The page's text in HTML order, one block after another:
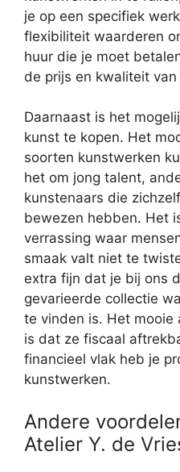
je op een specifiek
flexibiliteit waarderen
huur die je moet
de prijs en kwaliteit
Daarnaast is het
kunst te kopen. Het
soorten kunstwerken
het om jong talent,
kunstenaars die
bewezen hebben. Het
verrassing waar
smaak valt niet te
extra fijn dat je bij ons
gevarieerde collectie
te vinden is. Het mooie
is dat ze fiscaal
financieel vlak heb je
kunstwerken.
Andere
Atelier Y. de